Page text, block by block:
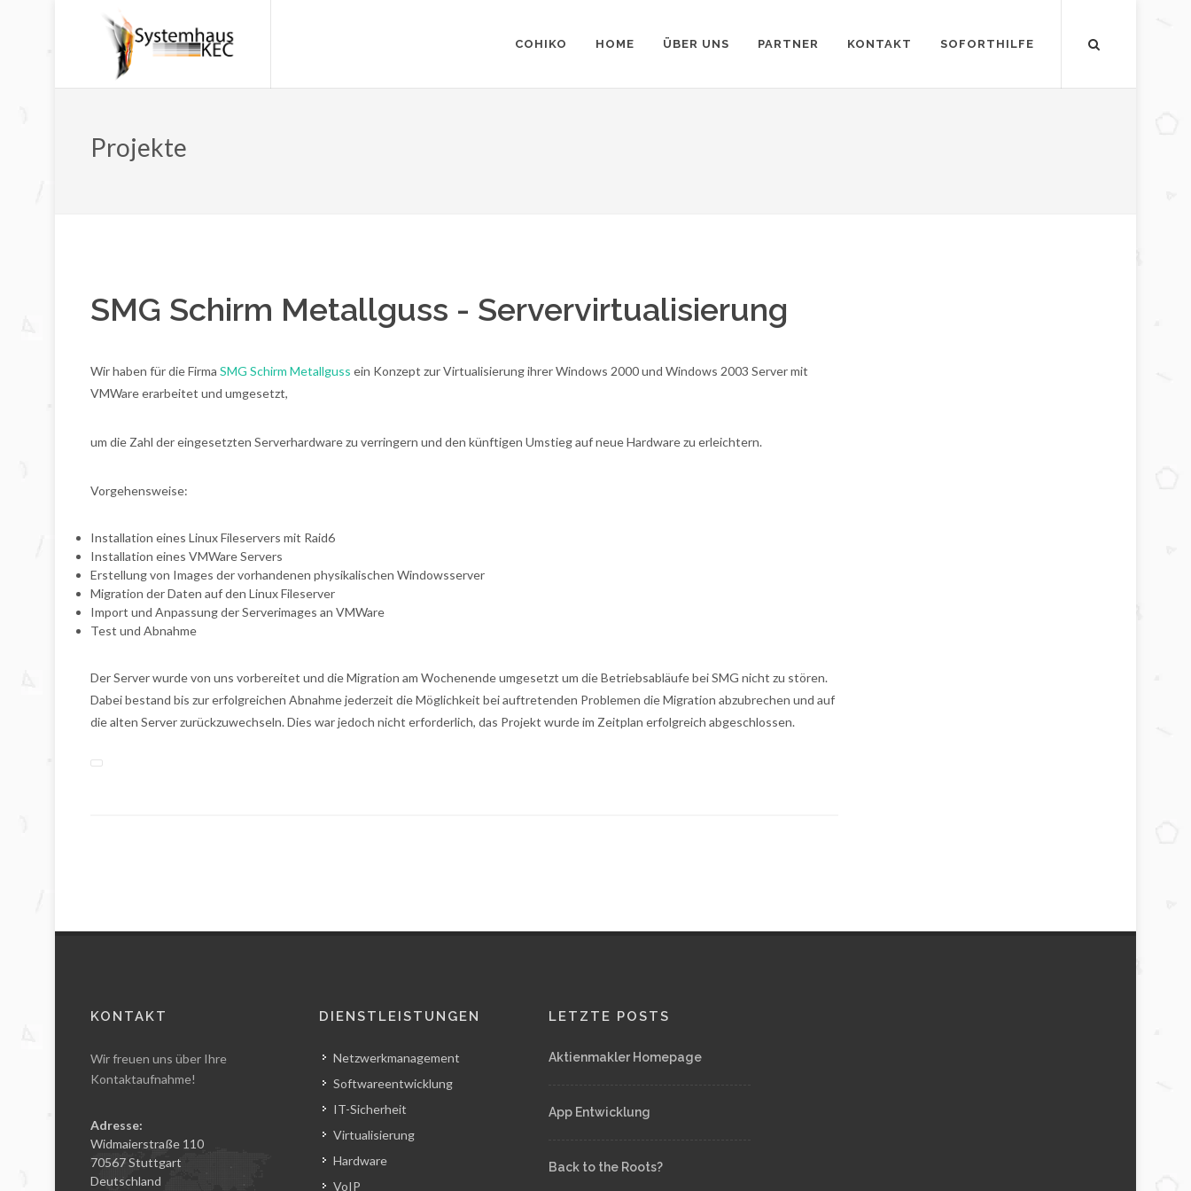
COHIKO HOME ÜBER UNS PARTNER KONTAKT SOFORTHILFE
Projekte
SMG Schirm Metallguss - Servervirtualisierung
Wir haben für die Firma SMG Schirm Metallguss ein Konzept zur Virtualisierung ihrer Windows 2000 und Windows 2003 Server mit
VMWare erarbeitet und umgesetzt,
um die Zahl der eingesetzten Serverhardware zu verringern und den künftigen Umstieg auf neue Hardware zu erleichtern.
Vorgehensweise:
Installation eines Linux Fileservers mit Raid6
Installation eines VMWare Servers
Erstellung von Images der vorhandenen physikalischen Windowsserver
Migration der Daten auf den Linux Fileserver
Import und Anpassung der Serverimages an VMWare
Test und Abnahme
Der Server wurde von uns vorbereitet und die Migration am Wochenende umgesetzt um die Betriebsabläufe bei SMG nicht zu stören.
Dabei bestand bis zur erfolgreichen Abnahme jederzeit die Möglichkeit bei auftretenden Problemen die Migration abzubrechen und auf
die alten Server zurückzuwechseln. Dies war jedoch nicht erforderlich, das Projekt wurde im Zeitplan erfolgreich abgeschlossen.
KONTAKT
Wir freuen uns über Ihre
Kontaktaufnahme!
Adresse:
Widmaierstraße 110
70567 Stuttgart
Deutschland
DIENSTLEISTUNGEN
Netzwerkmanagement
Softwareentwicklung
IT-Sicherheit
Virtualisierung
Hardware
VoIP
LETZTE POSTS
Aktienmakler Homepage
App Entwicklung
Back to the Roots?